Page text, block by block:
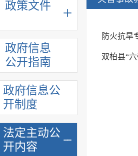
政策文件
政府信息
公开指南
政府信息公
开制度
法定主动公
开内容
防火抗旱
双柏县“